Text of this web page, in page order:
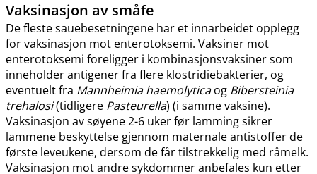
Vaksinasjon av småfe
De fleste sauebesetningene har et innarbeidet opplegg
for vaksinasjon mot enterotoksemi. Vaksiner mot
enterotoksemi foreligger i kombinasjonsvaksiner som
inneholder antigener fra flere klostridiebakterier, og
eventuelt fra Mannheimia haemolyticaog Bibersteinia
trehalosi(tidligere Pasteurella) (i samme vaksine).
Vaksinasjon av søyene 2-6 uker før lamming sikrer
lammene beskyttelse gjennom maternale antistoffer de
første leveukene, dersom de får tilstrekkelig med råmelk.
Vaksinasjon mot andre sykdommer anbefales kun etter